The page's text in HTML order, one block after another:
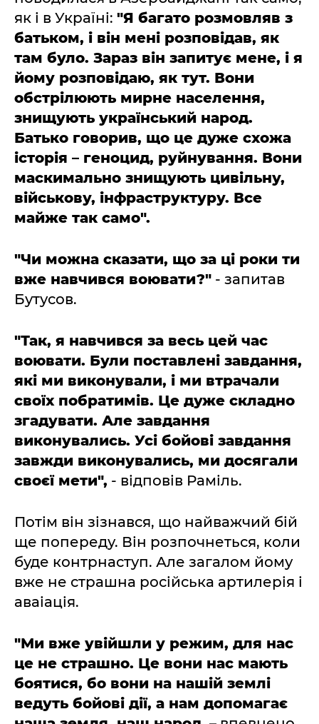
як і в Україні: "Я багато розмовляв з
батьком, і він мені розповідав, як
там було. Зараз він запитує мене, і я
йому розповідаю, як тут. Вони
обстрілюють мирне населення,
знищують український народ.
Батько говорив, що це дуже схожа
історія – геноцид, руйнування. Вони
маскимально знищують цивільну,
військову, інфраструктуру. Все
майже так само".
"Чи можна сказати, що за ці роки ти
вже навчився воювати?" - запитав
Бутусов.
"Так, я навчився за весь цей час
воювати. Були поставлені завдання,
які ми виконували, і ми втрачали
своїх побратимів. Це дуже складно
згадувати. Але завдання
виконувались. Усі бойові завдання
завжди виконувались, ми досягали
своєї мети", - відповів Раміль.
Потім він зізнався, що найважчий бій
ще попереду. Він розпочнеться, коли
буде контрнаступ. Але загалом йому
вже не страшна російська артилерія і
аваіація.
"Ми вже увійшли у режим, для нас
це не страшно. Це вони нас мають
боятися, бо вони на нашій землі
ведуть бойові дії, а нам допомагає